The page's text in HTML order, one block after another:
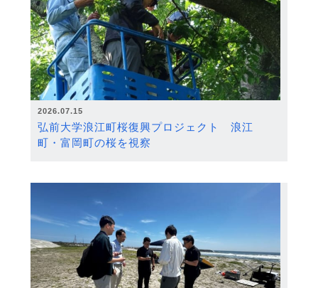
2026.07.15
弘前大学浪江町桜復興プロジェクト 浪江
町・富岡町の桜を視察